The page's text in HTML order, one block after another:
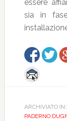
essere
sia in
ARCHIVIATO IN:
PADERNO